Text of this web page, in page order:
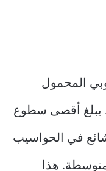
المحمول
يبلغ أقصى سطوع
مستوى شائع في الحواسيب
هذا